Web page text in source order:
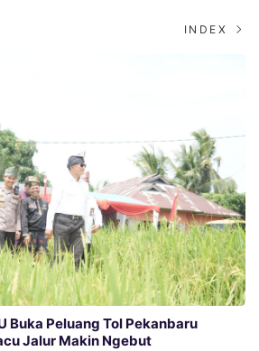
INDEX
Buka Peluang Tol Pekanbaru
Jalur Makin Ngebut